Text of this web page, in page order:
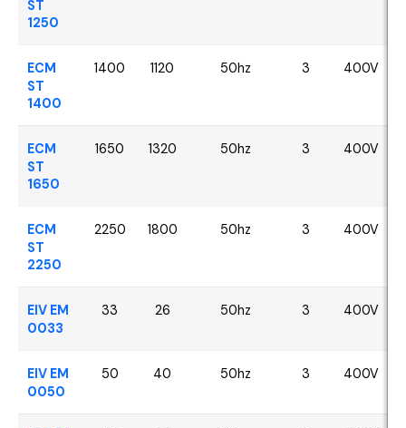
ST
1250
ECM
ST
1400
1400 1120 50hz 3 400V
ECM
ST
1650
1650 1320 50hz 3 400V
ECM
ST
2250
2250 1800 50hz 3 400V
EIV EM
0033
33 26 50hz 3 400V
EIV EM
0050
50 40 50hz 3 400V